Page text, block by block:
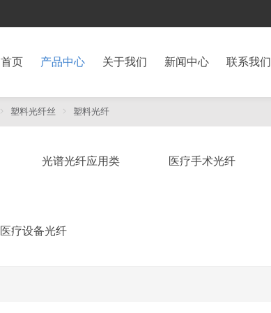
首页 产品中心 关于我们 新闻中心 联系我们
塑料光纤丝 塑料光纤
光谱光纤应用类 医疗手术光纤
医疗设备光纤